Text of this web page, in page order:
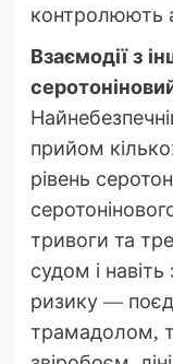
контролюють
Взаємодії з
прийом
рівень
тривоги та
судом і
ризику —
трамадолом,